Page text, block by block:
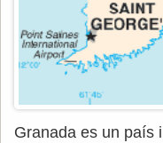
Granada es un país